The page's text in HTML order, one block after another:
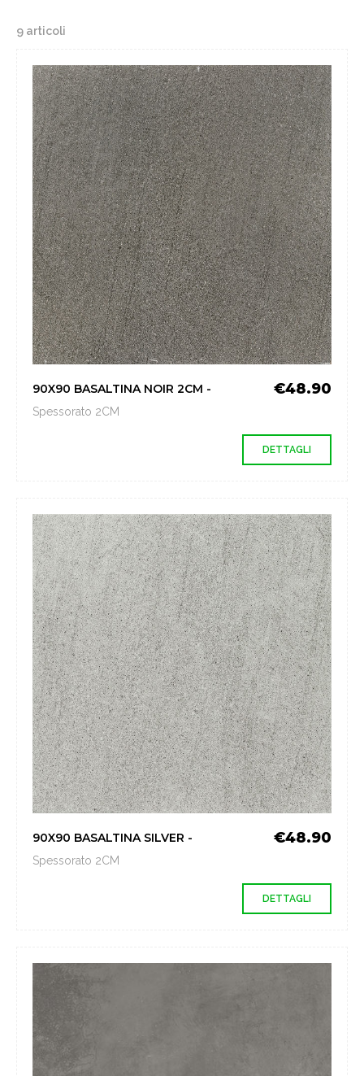
9 articoli
90X90 BASALTINA NOIR 2CM -
Spessorato 2CM
€48.90
DETTAGLI
90X90 BASALTINA SILVER -
Spessorato 2CM
€48.90
DETTAGLI